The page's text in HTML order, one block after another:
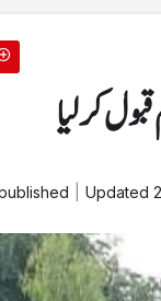
کر لیا
Updated